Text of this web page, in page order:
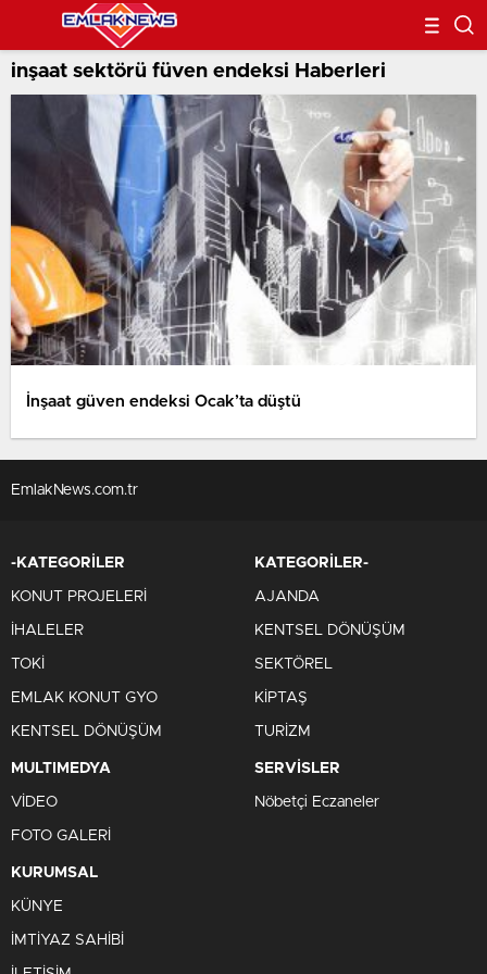
inşaat sektörü füven endeksi Haberleri
İnşaat güven endeksi Ocak’ta düştü
EmlakNews.com.tr
-KATEGORİLER
KONUT PROJELERİ
İHALELER
TOKİ
EMLAK KONUT GYO
KENTSEL DÖNÜŞÜM
KATEGORİLER-
AJANDA
KENTSEL DÖNÜŞÜM
SEKTÖREL
KİPTAŞ
TURİZM
MULTIMEDYA
VİDEO
FOTO GALERİ
SERVİSLER
Nöbetçi Eczaneler
KURUMSAL
KÜNYE
İMTİYAZ SAHİBİ